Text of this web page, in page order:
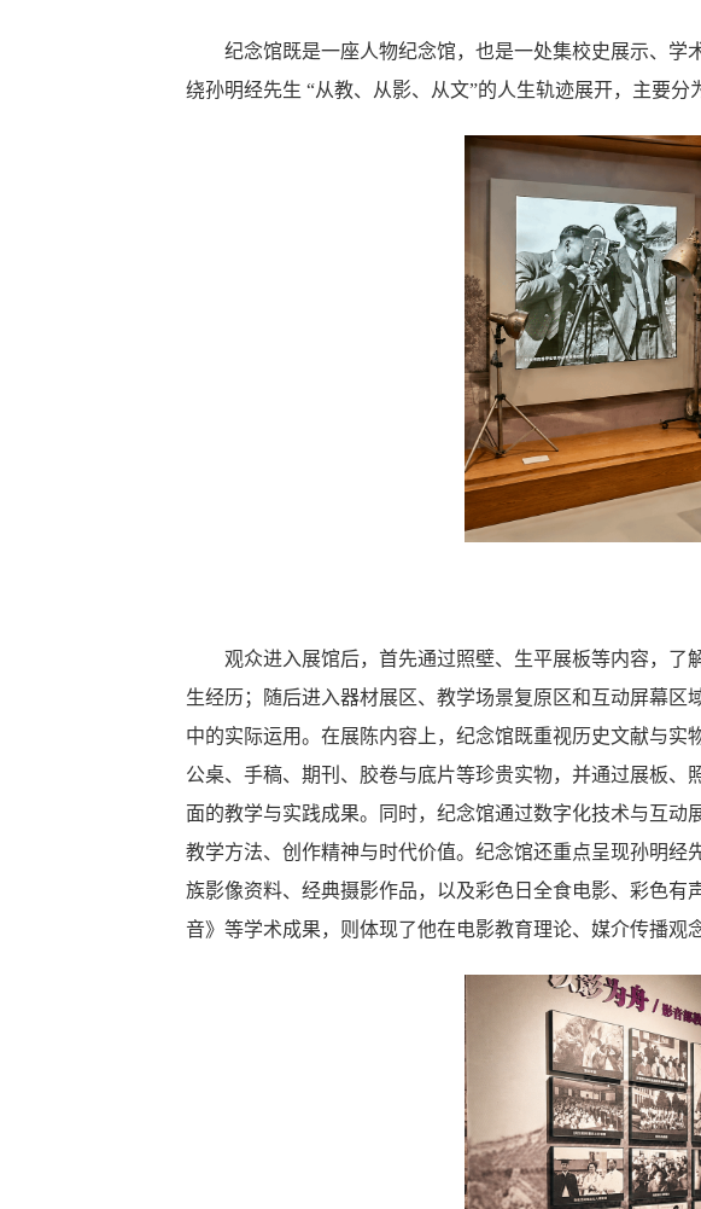
纪念馆既是一座人物纪念馆，也是一处集校史展示、学
绕孙明经先生 “从教、从影、从文”的人生轨迹展开，主要分
观众进入展馆后，首先通过照壁、生平展板等内容，
生经历；随后进入器材展区、教学场景复原区和互动屏幕区
中的实际运用。在展陈内容上，纪念馆既重视历史文献与
公桌、手稿、期刊、胶卷与底片等珍贵实物，并通过展板
面的教学与实践成果。同时，纪念馆通过数字化技术与互
教学方法、创作精神与时代价值。纪念馆还重点呈现孙明
族影像资料、经典摄影作品，以及彩色日全食电影、彩色
音》等学术成果，则体现了他在电影教育理论、媒介传播观